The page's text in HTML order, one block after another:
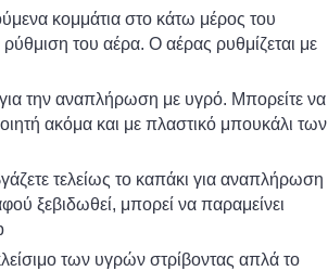
κομμάτια στο κάτω μέρος του
ρύθμιση του αέρα. Ο αέρας ρυθμίζεται με
την αναπλήρωση με υγρό. Μπορείτε να
ακόμα και με πλαστικό μπουκάλι των
τελείως το καπάκι για αναπλήρωση
ξεβιδωθεί, μπορεί να παραμείνει
των υγρών στρίβοντας απλά το